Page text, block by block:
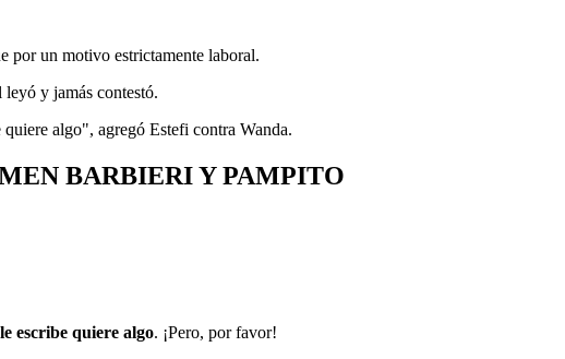
por un motivo estrictamente laboral.
y jamás contestó.
algo", agregó Estefi contra Wanda.
BARBIERI Y PAMPITO
escribe quiere algo. ¡Pero, por favor!